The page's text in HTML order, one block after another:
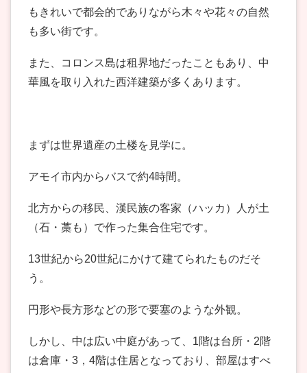
もきれいで都会的でありながら木々や花々の自然
も多い街です。
また、コロンス島は租界地だったこともあり、中
華風を取り入れた西洋建築が多くあります。
まずは世界遺産の土楼を見学に。
アモイ市内からバスで約4時間。
北方からの移民、漢民族の客家（ハッカ）人が土
（石・藁も）で作った集合住宅です。
13世紀から20世紀にかけて建てられたものだそ
う。
円形や長方形などの形で要塞のような外観。
しかし、中は広い中庭があって、1階は台所・2階
は倉庫・3，4階は住居となっており、部屋はすべ